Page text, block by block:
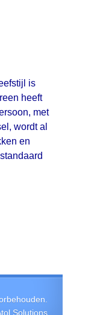
is
heeft
met
wordt al
en
Solutions